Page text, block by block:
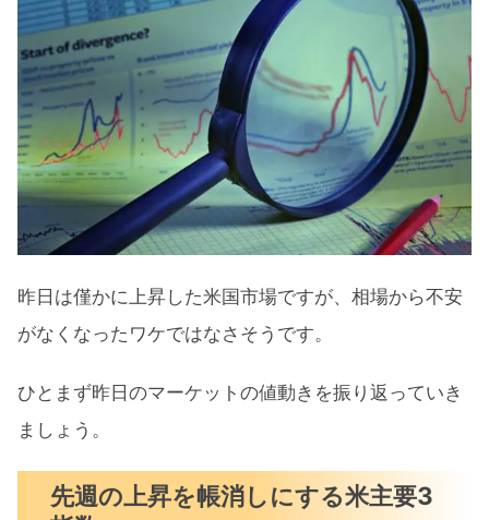
S&P500ヒートマップ
セクター別パフォーマンス
【長期金利急低下】連休前のショートカバー
で株価上昇『半導体は急落』まとめ
昨日は僅かに上昇した米国市場ですが、相場から不安
がなくなったワケではなさそうです。
ひとまず昨日のマーケットの値動きを振り返っていき
ましょう。
先週の上昇を帳消しにする米主要3